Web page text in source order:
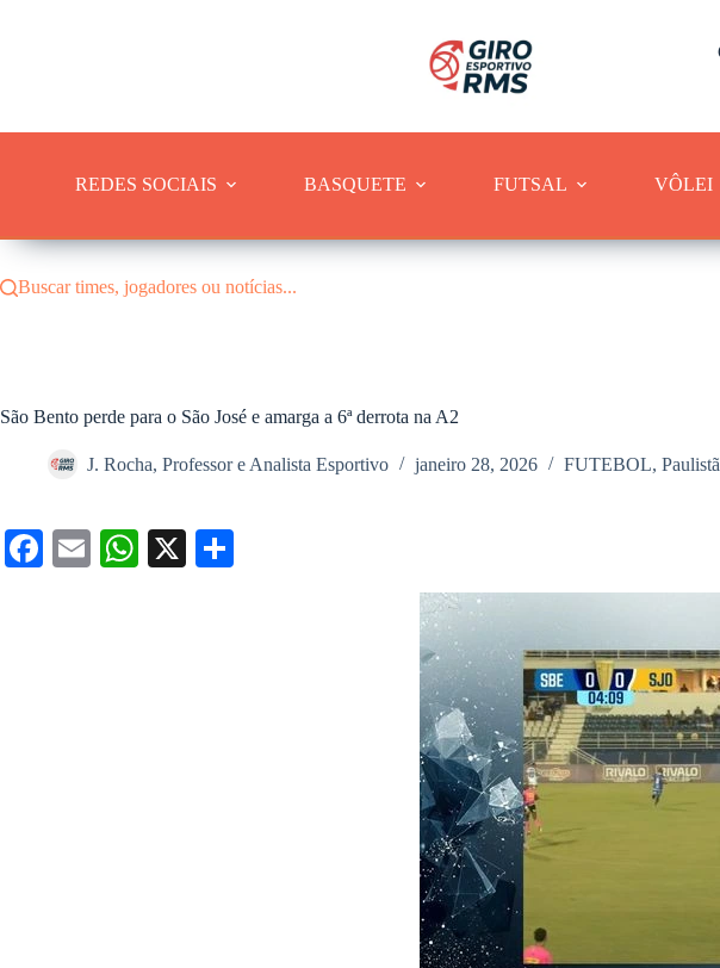
REDES SOCIAIS BASQUETE FUTSAL VÔLEI
Buscar times, jogadores ou notícias...
São Bento perde para o São José e amarga a 6ª derrota na A2
J. Rocha, Professor e Analista Esportivo janeiro 28, 2026 FUTEBOL,
Fa E
W
X